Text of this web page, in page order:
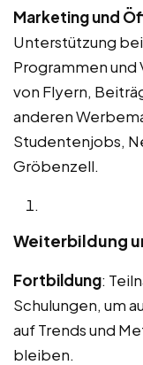
Marketing und
Unterstützung
Programmen und
von Flyern,
anderen
Studentenjobs,
Gröbenzell.
Weiterbildung
Fortbildung:
Schulungen, um
auf Trends und
bleiben.